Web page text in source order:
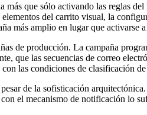
que sólo activando las reglas
del carrito visual, la
más amplio en lugar que activarse
de producción. La campaña
que las secuencias de correo
las condiciones de clasificación de
de la sofisticación
el mecanismo de notificación lo